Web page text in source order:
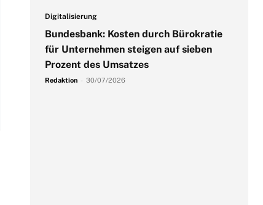
Digitalisierung
Bundesbank: Kosten durch Bürokratie
für Unternehmen steigen auf sieben
Prozent des Umsatzes
Redaktion 30/07/2026